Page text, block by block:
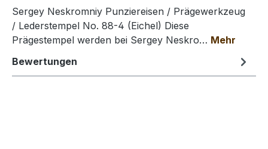
Sergey Neskromniy Punziereisen / Prägewerkzeug
/ Lederstempel No. 88-4 (Eichel) Diese
Prägestempel werden bei Sergey Neskro… Mehr
Bewertungen